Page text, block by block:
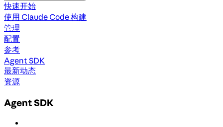
快速开始
使用 Claude Code 构建
管理
配置
参考
Agent SDK
最新动态
资源
Agent SDK